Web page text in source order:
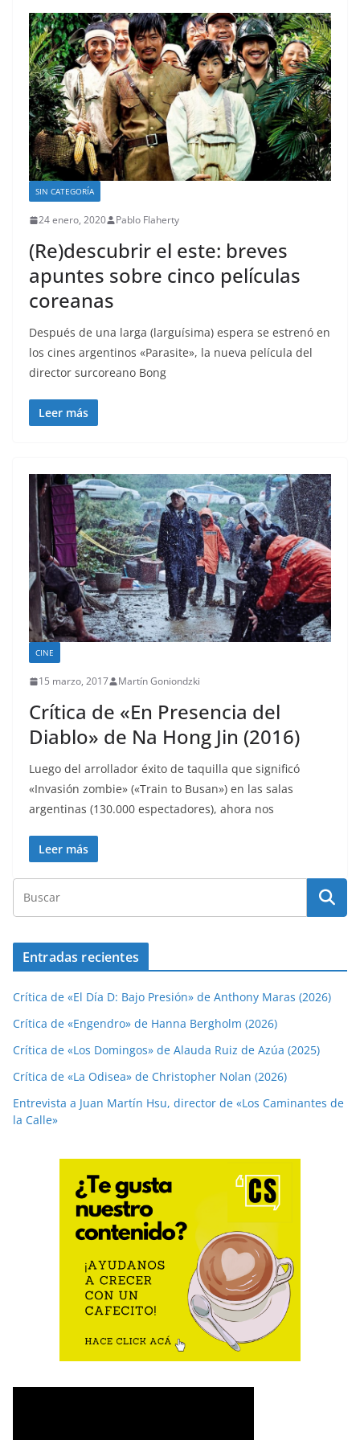
SIN CATEGORÍA
24 enero, 2020 Pablo Flaherty
(Re)descubrir el este: breves
apuntes sobre cinco películas
coreanas
Después de una larga (larguísima) espera se estrenó en
los cines argentinos «Parasite», la nueva película del
director surcoreano Bong
Leer más
CINE
15 marzo, 2017 Martín Goniondzki
Crítica de «En Presencia del
Diablo» de Na Hong Jin (2016)
Luego del arrollador éxito de taquilla que significó
«Invasión zombie» («Train to Busan») en las salas
argentinas (130.000 espectadores), ahora nos
Leer más
Entradas recientes
Crítica de «El Día D: Bajo Presión» de Anthony Maras (2026)
Crítica de «Engendro» de Hanna Bergholm (2026)
Crítica de «Los Domingos» de Alauda Ruiz de Azúa (2025)
Crítica de «La Odisea» de Christopher Nolan (2026)
Entrevista a Juan Martín Hsu, director de «Los Caminantes de
la Calle»